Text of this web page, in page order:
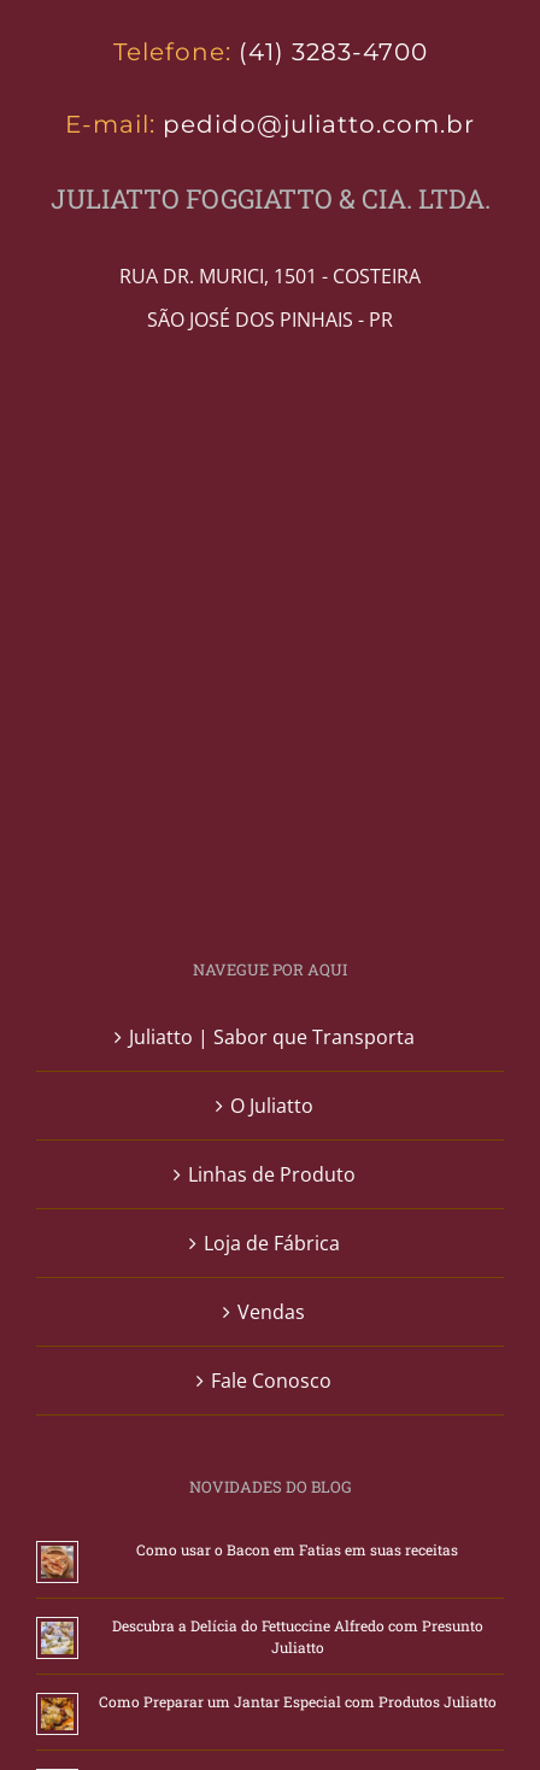
Telefone: (41) 3283-4700
E-mail: pedido@juliatto.com.br
JULIATTO FOGGIATTO & CIA. LTDA.
RUA DR. MURICI, 1501 - COSTEIRA
SÃO JOSÉ DOS PINHAIS - PR
NAVEGUE POR AQUI
Juliatto | Sabor que Transporta
O Juliatto
Linhas de Produto
Loja de Fábrica
Vendas
Fale Conosco
NOVIDADES DO BLOG
Como usar o Bacon em Fatias em suas receitas
Descubra a Delícia do Fettuccine Alfredo com Presunto
Juliatto
Como Preparar um Jantar Especial com Produtos Juliatto